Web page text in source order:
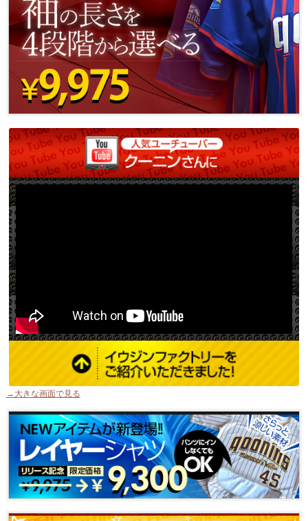
→大きな画面で見る